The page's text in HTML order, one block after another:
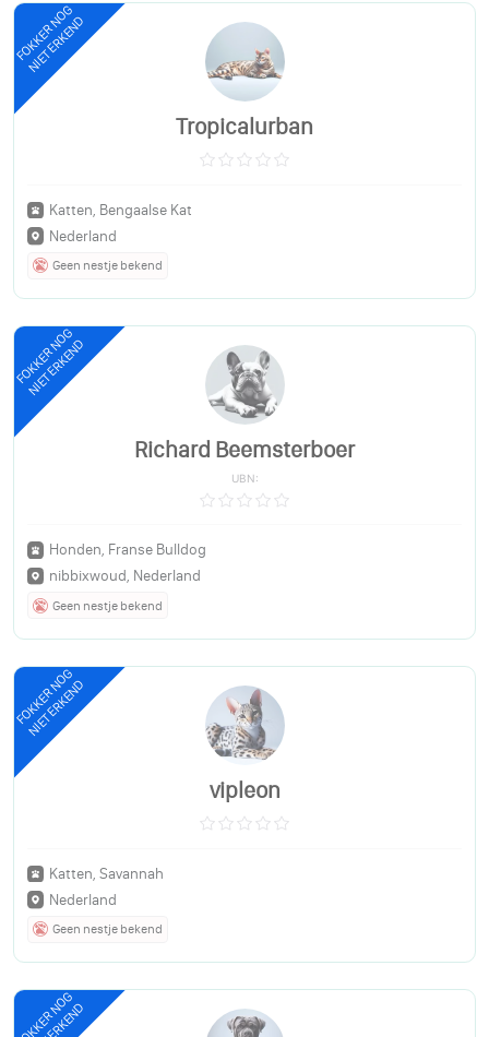
FOKKER NOG
NIET ERKEND
Tropicalurban
Katten, Bengaalse Kat
Nederland
Geen nestje bekend
FOKKER NOG
NIET ERKEND
Richard Beemsterboer
UBN:
Honden, Franse Bulldog
nibbixwoud, Nederland
Geen nestje bekend
FOKKER NOG
NIET ERKEND
vipleon
Katten, Savannah
Nederland
Geen nestje bekend
FOKKER NOG